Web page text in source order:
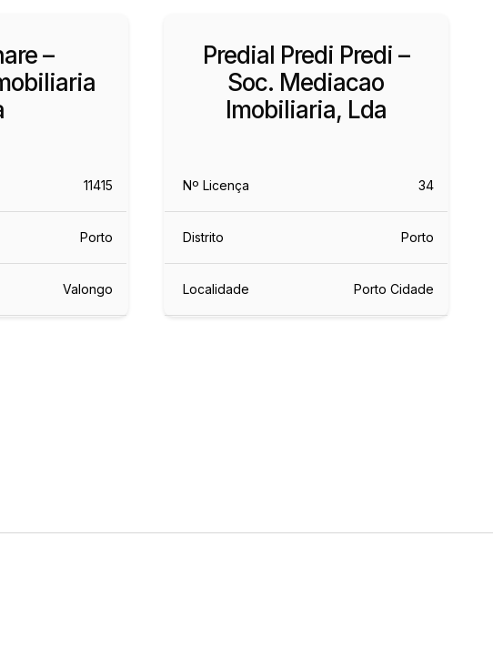
–
11415
Porto
Valongo
Predial Predi Predi –
Soc. Mediacao
Imobiliaria, Lda
Nº Licença 34
Distrito Porto
Localidade Porto Cidade